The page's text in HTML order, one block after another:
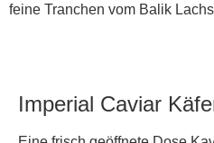
feine Tranchen vom Balik
Imperial Caviar